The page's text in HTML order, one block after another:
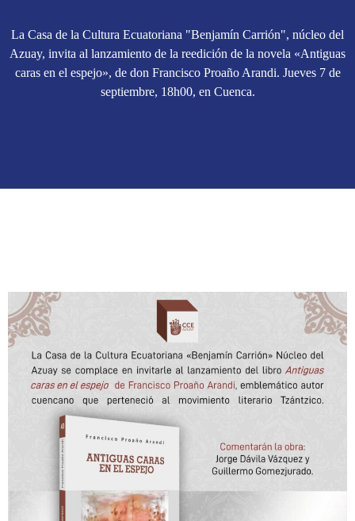
La Casa de la Cultura Ecuatoriana "Benjamín Carrión", núcleo del
Azuay, invita al lanzamiento de la reedición de la novela «Antiguas
caras en el espejo», de don Francisco Proaño Arandi. Jueves 7 de
septiembre, 18h00, en Cuenca.